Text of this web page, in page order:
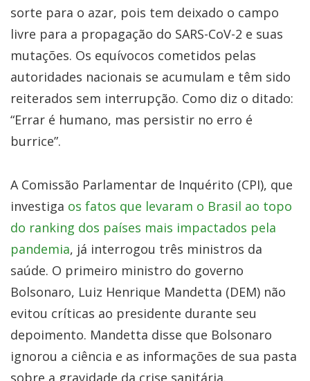
sorte para o azar, pois tem deixado o campo
livre para a propagação do SARS-CoV-2 e suas
mutações. Os equívocos cometidos pelas
autoridades nacionais se acumulam e têm sido
reiterados sem interrupção. Como diz o ditado:
“Errar é humano, mas persistir no erro é
burrice”.
A Comissão Parlamentar de Inquérito (CPI), que
investiga os fatos que levaram o Brasil ao topo
do ranking dos países mais impactados pela
pandemia, já interrogou três ministros da
saúde. O primeiro ministro do governo
Bolsonaro, Luiz Henrique Mandetta (DEM) não
evitou críticas ao presidente durante seu
depoimento. Mandetta disse que Bolsonaro
ignorou a ciência e as informações de sua pasta
sobre a gravidade da crise sanitária.